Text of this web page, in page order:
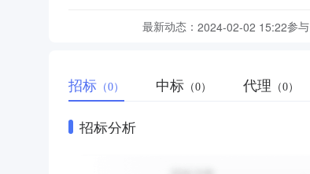
最新动态： 2024-02-02 15:22参与
招标 （0） 中标 （0） 代理 （0）
招标分析